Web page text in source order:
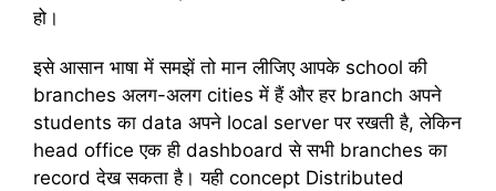
हो।
इसे आसान भाषा में समझें तो मान लीजिए आपके school की
branches अलग-अलग cities में हैं और हर branch अपने
students का data अपने local server पर रखती है, लेकिन
head office एक ही dashboard से सभी branches का
record देख सकता है। यही concept Distributed